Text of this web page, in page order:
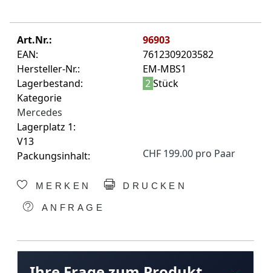
Art.Nr.:
96903
EAN:
7612309203582
Hersteller-Nr.:
EM-MBS1
Lagerbestand:
2Stück
Kategorie
Mercedes
Lagerplatz 1:
V13
Packungsinhalt:
CHF 199.00 pro Paar
MERKEN DRUCKEN
ANFRAGE